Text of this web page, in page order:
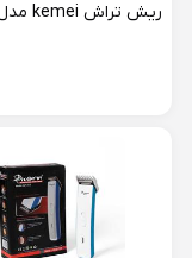
ریش تراش kemei مدل 2026